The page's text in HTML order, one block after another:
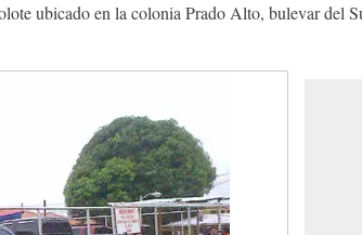
ubicado en la colonia Prado Alto, bulevar del